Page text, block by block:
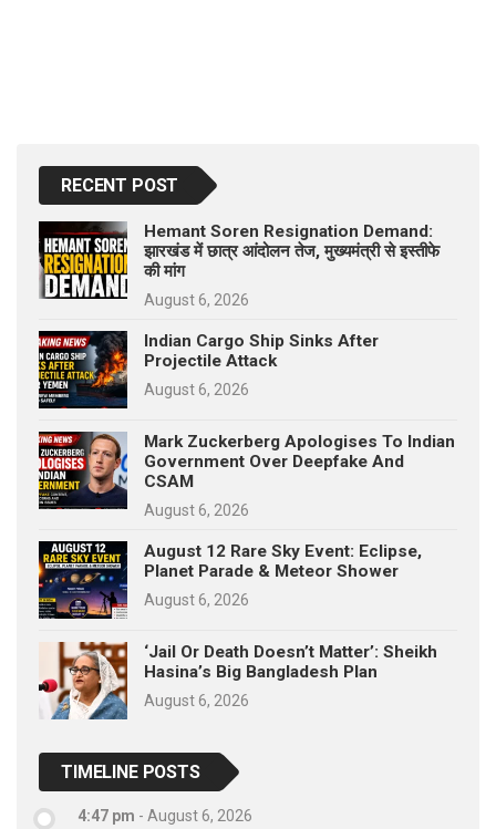
RECENT POST
Hemant Soren Resignation Demand:
झारखंड में छात्र आंदोलन तेज, मुख्यमंत्री से इस्तीफे
की मांग
August 6, 2026
Indian Cargo Ship Sinks After
Projectile Attack
August 6, 2026
Mark Zuckerberg Apologises To Indian
Government Over Deepfake And
CSAM
August 6, 2026
August 12 Rare Sky Event: Eclipse,
Planet Parade & Meteor Shower
August 6, 2026
‘Jail Or Death Doesn’t Matter’: Sheikh
Hasina’s Big Bangladesh Plan
August 6, 2026
TIMELINE POSTS
4:47 pm - August 6, 2026